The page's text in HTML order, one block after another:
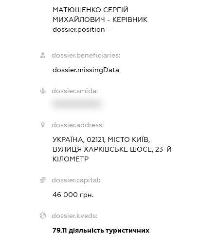
МАТЮШЕНКО СЕРГІЙ
МИХАЙЛОВИЧ - КЕРІВНИК
dossier.position -
dossier.beneficiaries:
dossier.missingData
dossier.smida:
dossier.address:
УКРАЇНА, 02121, МІСТО КИЇВ,
ВУЛИЦЯ ХАРКІВСЬКЕ ШОСЕ, 23-Й
КІЛОМЕТР
dossier.capital:
46 000 грн.
dossier.kveds:
79.11 діяльність туристичних